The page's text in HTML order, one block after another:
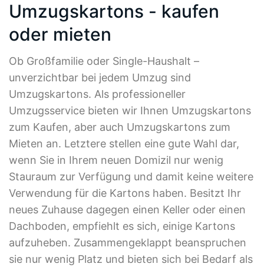
Umzugskartons - kaufen
oder mieten
Ob Großfamilie oder Single-Haushalt –
unverzichtbar bei jedem Umzug sind
Umzugskartons. Als professioneller
Umzugsservice bieten wir Ihnen Umzugskartons
zum Kaufen, aber auch Umzugskartons zum
Mieten an. Letztere stellen eine gute Wahl dar,
wenn Sie in Ihrem neuen Domizil nur wenig
Stauraum zur Verfügung und damit keine weitere
Verwendung für die Kartons haben. Besitzt Ihr
neues Zuhause dagegen einen Keller oder einen
Dachboden, empfiehlt es sich, einige Kartons
aufzuheben. Zusammengeklappt beanspruchen
sie nur wenig Platz und bieten sich bei Bedarf als